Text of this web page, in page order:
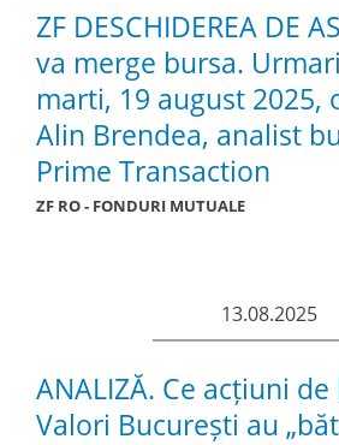
ZF DESCHIDEREA DE
va merge bursa.
marti, 19 august 2025,
Alin Brendea, analist
Prime Transaction
ZF RO - FONDURI MUTUALE
13.08.2025
ANALIZĂ. Ce acțiuni
Valori București au